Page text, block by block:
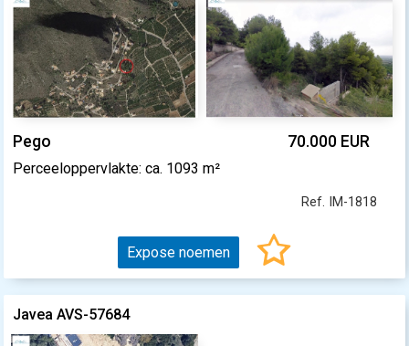
Pego 70.000 EUR
Perceeloppervlakte: ca. 1093 m²
Ref. IM-1818
Expose noemen
Javea AVS-57684